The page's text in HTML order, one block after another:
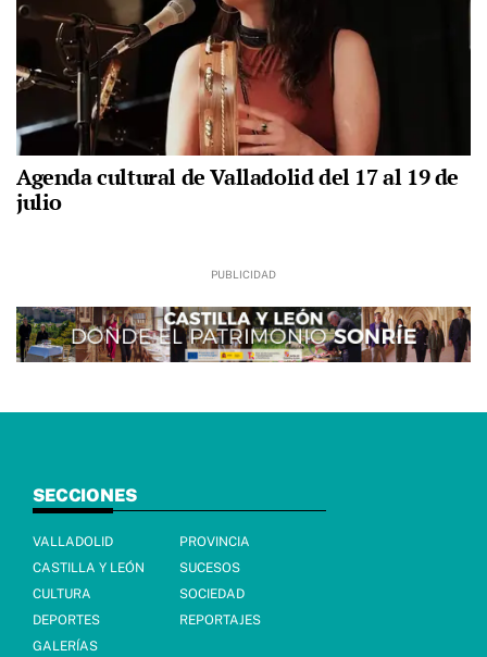
Agenda cultural de Valladolid del 17 al 19 de
julio
SECCIONES
VALLADOLID
PROVINCIA
CASTILLA Y LEÓN
SUCESOS
CULTURA
SOCIEDAD
DEPORTES
REPORTAJES
GALERÍAS